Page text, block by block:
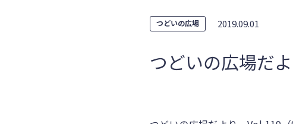
つどいの広場 2019.09.01
つどいの広場だ